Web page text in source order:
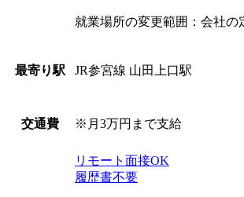
就業場所の変更範囲：会社の
最寄り駅 JR参宮線 山田上口駅
交通費 ※月3万円まで支給
リモート面接OK
履歴書不要